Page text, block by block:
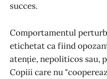
succes.
Comportamentul
etichetat ca fiind
atenție, nepoliticos sau,
Copiii care nu